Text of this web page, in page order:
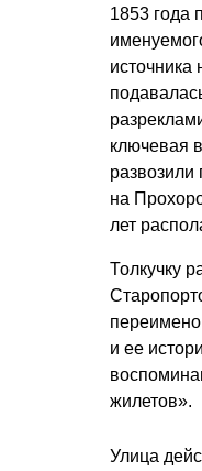
1853 года
источника
ключевая
развозили
на
лет
Толкучку
и ее
жилетов».
Улица